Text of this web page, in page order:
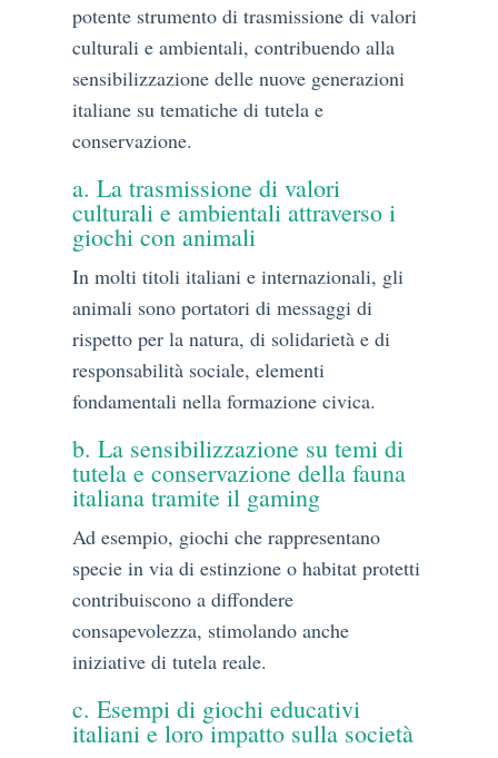
potente strumento di trasmissione di valori
culturali e ambientali, contribuendo alla
sensibilizzazione delle nuove generazioni
italiane su tematiche di tutela e
conservazione.
a. La trasmissione di valori
culturali e ambientali attraverso i
giochi con animali
In molti titoli italiani e internazionali, gli
animali sono portatori di messaggi di
rispetto per la natura, di solidarietà e di
responsabilità sociale, elementi
fondamentali nella formazione civica.
b. La sensibilizzazione su temi di
tutela e conservazione della fauna
italiana tramite il gaming
Ad esempio, giochi che rappresentano
specie in via di estinzione o habitat protetti
contribuiscono a diffondere
consapevolezza, stimolando anche
iniziative di tutela reale.
c. Esempi di giochi educativi
italiani e loro impatto sulla società